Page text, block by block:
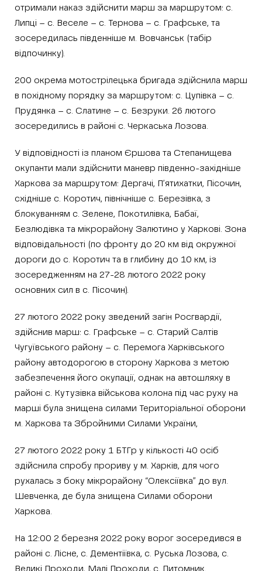
отримали наказ здійснити марш за маршрутом: с.
Липці – с. Веселе – с. Тернова – с. Графське, та
зосередилась південніше м. Вовчанськ (табір
відпочинку).
200 окрема мотострілецька бригада здійснила марш
в похідному порядку за маршрутом: с. Цупівка – с.
Прудянка – с. Слатине – с. Безруки. 26 лютого
зосередились в районі с. Черкаська Лозова.
У відповідності із планом Єршова та Степанищева
окупанти мали здійснити маневр південно-західніше
Харкова за маршрутом: Дергачі, П’ятихатки, Пісочин,
східніше с. Коротич, північніше с. Березівка, з
блокуванням с. Зелене, Покотилівка, Бабаї,
Безлюдівка та мікрорайону Залютино у Харкові. Зона
відповідальності (по фронту до 20 км від окружної
дороги до с. Коротич та в глибину до 10 км, із
зосередженням на 27-28 лютого 2022 року
основних сил в с. Пісочин).
27 лютого 2022 року зведений загін Росгвардії,
здійснив марш: с. Графське – с. Старий Салтів
Чугуївського району – с. Перемога Харківського
району автодорогою в сторону Харкова з метою
забезпечення його окупації, однак на автошляху в
районі с. Кутузівка військова колона під час руху на
марші була знищена силами Територіальної оборони
м. Харкова та Збройними Силами України,
27 лютого 2022 року 1 БТГр у кількості 40 осіб
здійснила спробу прориву у м. Харків, для чого
рухалась з боку мікрорайону “Олексіївка” до вул.
Шевченка, де була знищена Силами оборони
Харкова.
На 12:00 2 березня 2022 року ворог зосередився в
районі с. Лісне, с. Дементіївка, с. Руська Лозова, с.
Великі Проходи, Малі Проходи, с. Питомник.